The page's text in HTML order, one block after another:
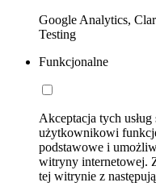
Google Analytics,
Testing
Funkcjonalne
Akceptacja tych
użytkownikowi
podstawowe i
witryny internetowej.
tej witrynie z